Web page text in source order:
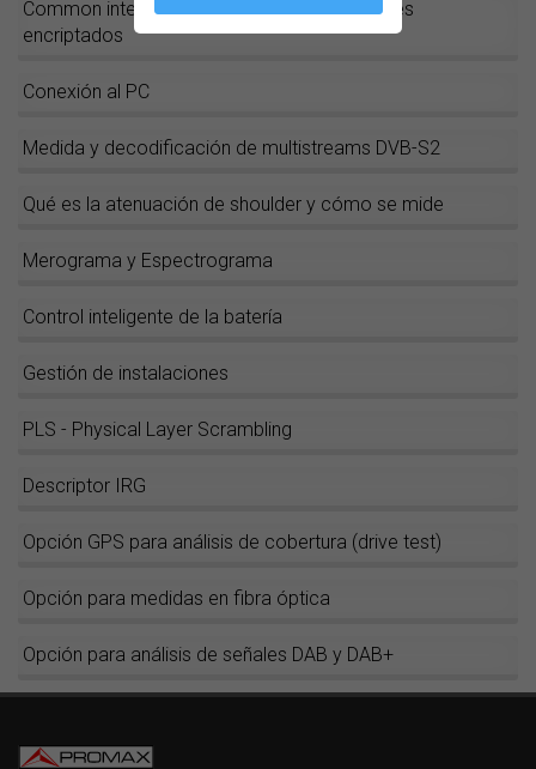
Common interface: Decodificación de canales
encriptados
Conexión al PC
Medida y decodificación de multistreams DVB-S2
Qué es la atenuación de shoulder y cómo se mide
Merograma y Espectrograma
Control inteligente de la batería
Gestión de instalaciones
PLS - Physical Layer Scrambling
Descriptor IRG
Opción GPS para análisis de cobertura (drive test)
Opción para medidas en fibra óptica
Opción para análisis de señales DAB y DAB+